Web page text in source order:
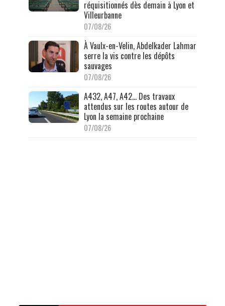
réquisitionnés dès demain à Lyon et
Villeurbanne
07/08/26
À Vaulx-en-Velin, Abdelkader Lahmar
serre la vis contre les dépôts
sauvages
07/08/26
A432, A47, A42… Des travaux
attendus sur les routes autour de
Lyon la semaine prochaine
07/08/26